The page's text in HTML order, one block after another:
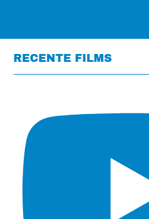
RECENTE FILMS